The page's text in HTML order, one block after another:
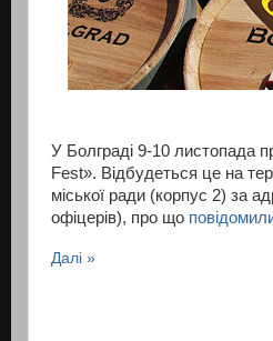
У Болграді 9-10 листопада
Fest». Відбудеться це на
міської ради (корпус 2) за
офіцерів), про що
Далі »